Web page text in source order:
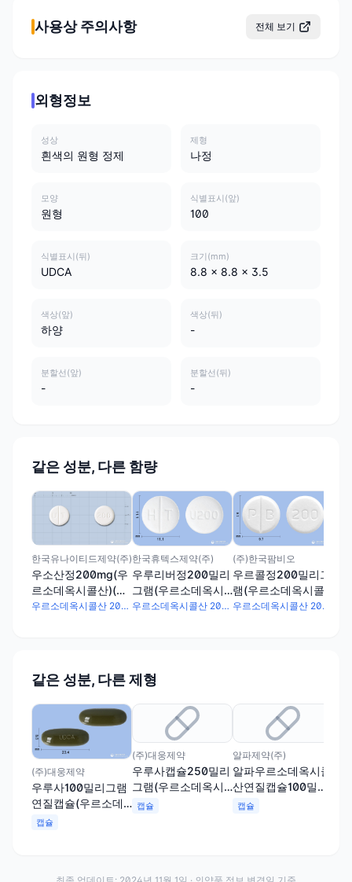
사용상 주의사항 전체 보기
외형정보
성상
흰색의 원형 정제
제형
나정
모양
원형
식별표시(앞)
100
식별표시(뒤)
UDCA
크기(mm)
8.8 x 8.8 x 3.5
색상(앞)
하양
색상(뒤)
-
분할선(앞)
-
분할선(뒤)
-
같은 성분, 다른 함량
한국유나이티드제약(주)
우소산정200mg(우
르소데옥시콜산)(수
출용)
우르소데옥시콜산 200mg
한국휴텍스제약(주)
우루리버정200밀리
그램(우르소데옥시
콜산)(수출용)
우르소데옥시콜산 200mg
(주)한국팜비오
우르콜정200밀리그
램(우르소데옥시콜
산)
우르소데옥시콜산 200mg
같은 성분, 다른 제형
(주)대웅제약
우루사100밀리그램
연질캡슐(우르소데
옥시콜산)
캡슐
(주)대웅제약
우루사캡슐250밀리
그램(우르소데옥시
콜산)
캡슐
알파제약(주)
알파우르소데옥시콜
산연질캡슐100밀리
그램(수출용)
캡슐